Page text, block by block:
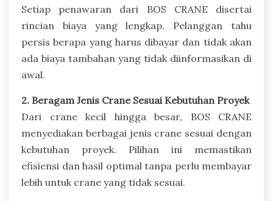
Setiap penawaran dari BOS CRANE disertai
rincian biaya yang lengkap. Pelanggan tahu
persis berapa yang harus dibayar dan tidak akan
ada biaya tambahan yang tidak diinformasikan di
awal.
2. Beragam Jenis Crane Sesuai Kebutuhan Proyek
Dari crane kecil hingga besar, BOS CRANE
menyediakan berbagai jenis crane sesuai dengan
kebutuhan proyek. Pilihan ini memastikan
efisiensi dan hasil optimal tanpa perlu membayar
lebih untuk crane yang tidak sesuai.